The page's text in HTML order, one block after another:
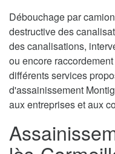
Débouchage par
destructive des
des canalisations,
ou encore
différents services
d'assainissement
aux entreprises et aux